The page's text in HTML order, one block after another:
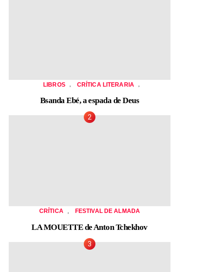
LIBROS , CRÍTICA LITERARIA ,
Bsanda Ebé, a espada de Deus
CRÍTICA FESTIVAL DE ALMADA
LA MOUETTE de Anton Tchekhov